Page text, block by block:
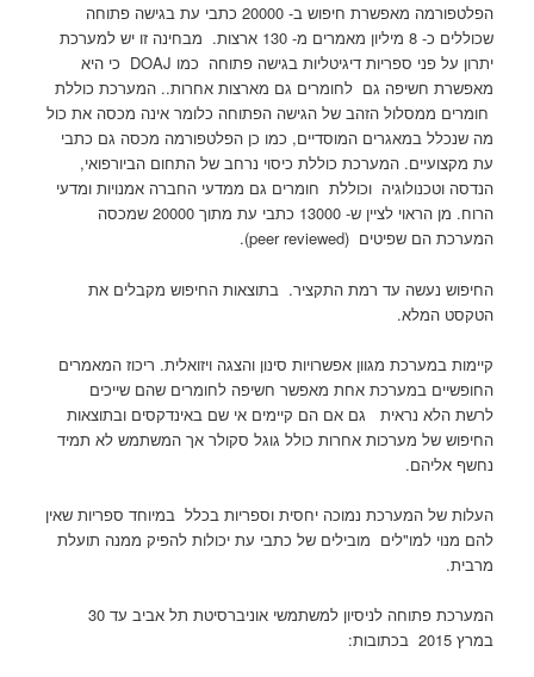
הפלטפורמה מאפשרת חיפוש ב- 20000 כתבי עת בגישה פתוחה
שכוללים כ- 8 מיליון מאמרים מ- 130 ארצות. מבחינה זו יש למערכת
יתרון על פני ספריות דיגיטליות בגישה פתוחה כמו DOAJ כי היא
מאפשרת חשיפה גם לחומרים גם מארצות אחרות.. המערכת כוללת
חומרים ממסלול הזהב של הגישה הפתוחה כלומר אינה מכסה את כול
מה שנכלל במאגרים המוסדיים, כמו כן הפלטפורמה מכסה גם כתבי
עת מקצועיים. המערכת כוללת כיסוי נרחב של התחום הביורפואי,
הנדסה וטכנולוגיה וכוללת חומרים גם ממדעי החברה אמנויות ומדעי
הרוח. מן הראוי לציין ש- 13000 כתבי עת מתוך 20000 שמכסה
המערכת הם שפיטים (peer reviewed).
החיפוש נעשה עד רמת התקציר. בתוצאות החיפוש מקבלים את
הטקסט המלא.
קיימות במערכת מגוון אפשרויות סינון והצגה ויזואלית. ריכוז המאמרים
החופשיים במערכת אחת מאפשר חשיפה לחומרים שהם שייכים
לרשת הלא נראית גם אם הם קיימים אי שם באינדקסים ובתוצאות
החיפוש של מערכות אחרות כולל גוגל סקולר אך המשתמש לא תמיד
נחשף אליהם.
העלות של המערכת נמוכה יחסית וספריות בכלל במיוחד ספריות שאין
להם מנוי למו"לים מובילים של כתבי עת יכולות להפיק ממנה תועלת
מרבית.
במרץ 2015 בכתובות: